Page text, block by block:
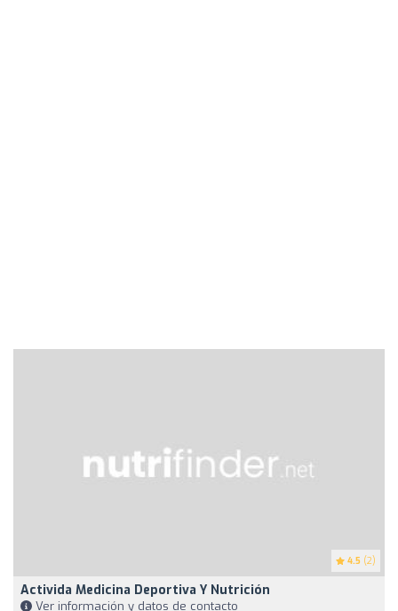
4.5 (2)
Activida Medicina Deportiva Y Nutrición
Ver información y datos de contacto